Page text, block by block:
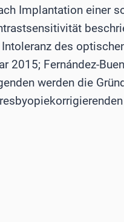
Implantation einer
des
2015; Fernández-
werden die